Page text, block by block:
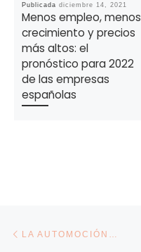
Publicada diciembre 14, 2021
Menos empleo, menos
crecimiento y precios
más altos: el
pronóstico para 2022
de las empresas
españolas